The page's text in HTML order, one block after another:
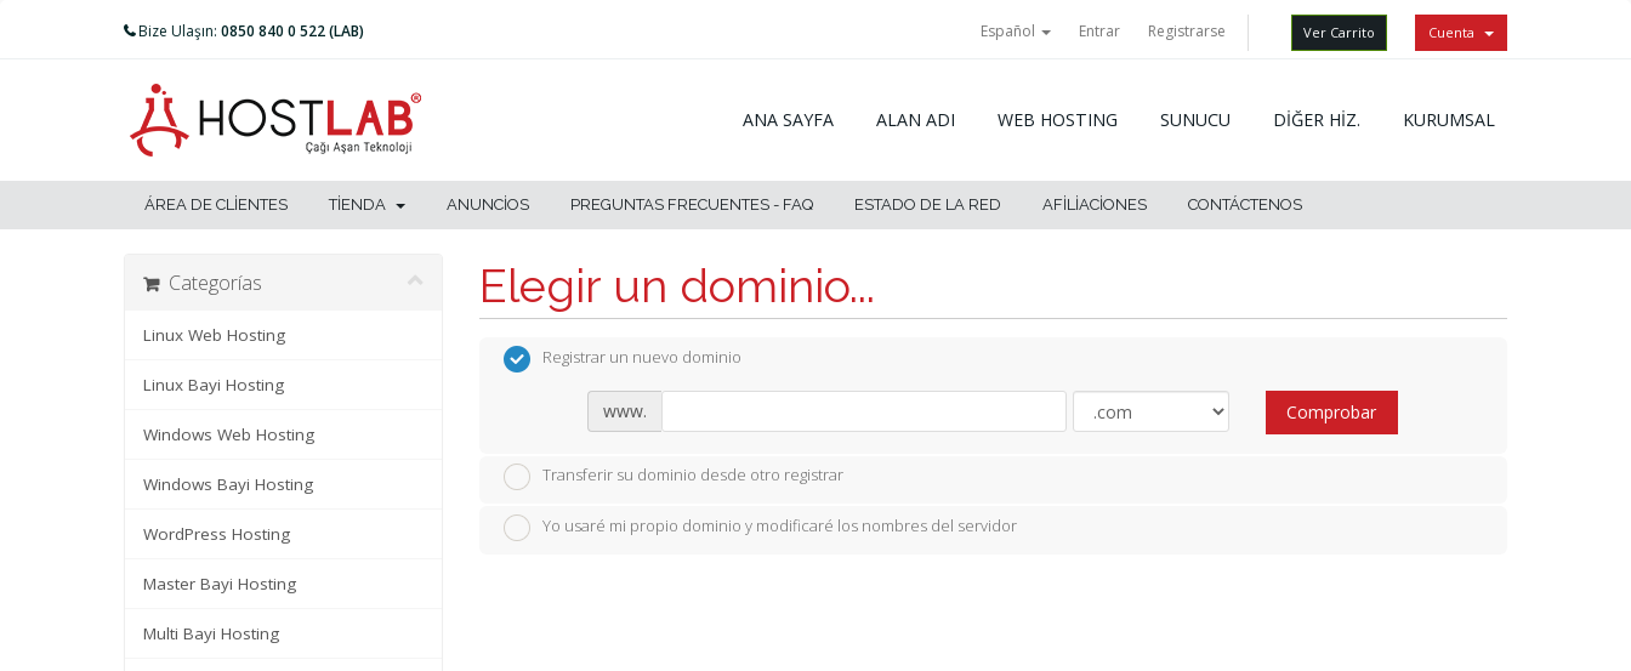
Bize Ulaşın: 0850 840 0 522 (LAB) Español Entrar Registrarse Ver Carrito Cuenta
ANA SAYFA ALAN ADI WEB HOSTING SUNUCU DİĞER HİZ. KURUMSAL
ÁREA DE CLIENTES TIENDA ANUNCIOS PREGUNTAS FRECUENTES - FAQ ESTADO DE LA RED AFILIACIONES CONTÁCTENOS
Categorías
Linux Web Hosting
Linux Bayi Hosting
Windows Web Hosting
Windows Bayi Hosting
WordPress Hosting
Master Bayi Hosting
Multi Bayi Hosting
Elegir un dominio...
Registrar un nuevo dominio
www. Comprobar
Transferir su dominio desde otro registrar
Yo usaré mi propio dominio y modificaré los nombres del servidor